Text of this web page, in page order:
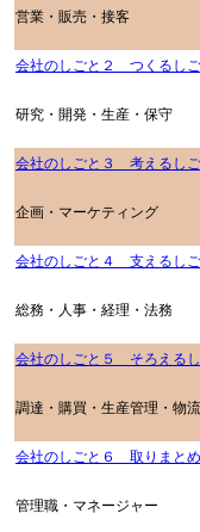
営業・販売・接客
会社のしごと２ つくるし
研究・開発・生産・保守
会社のしごと３ 考えるし
企画・マーケティング
会社のしごと４ 支えるし
総務・人事・経理・法務
会社のしごと５ そろえる
調達・購買・生産管理・物流
会社のしごと６ 取りまと
管理職・マネージャー